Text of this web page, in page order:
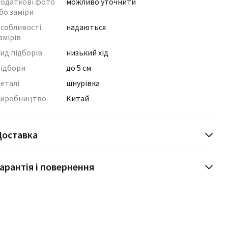
заміри
надаються
підборів
низький хід
до 5 см
шнурівка
Китай
і повернення